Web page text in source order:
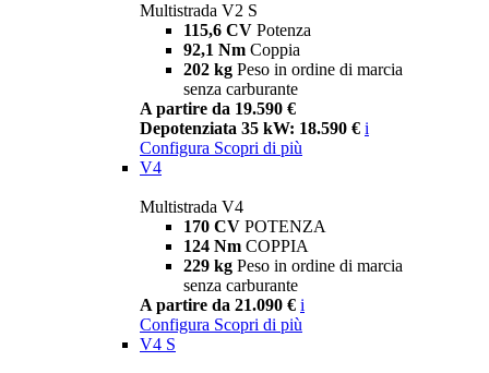
Multistrada V2 S
115,6 CV Potenza
92,1 Nm Coppia
202 kg Peso in ordine di marcia
senza carburante
A partire da 19.590 €
Depotenziata 35 kW: 18.590 € i
Configura Scopri di più
V4
Multistrada V4
170 CV POTENZA
124 Nm COPPIA
229 kg Peso in ordine di marcia
senza carburante
A partire da 21.090 € i
Configura Scopri di più
V4 S